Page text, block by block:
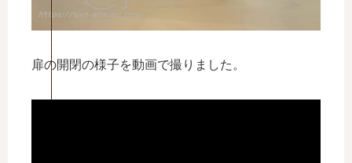
扉の開閉の様子を動画で撮りました。